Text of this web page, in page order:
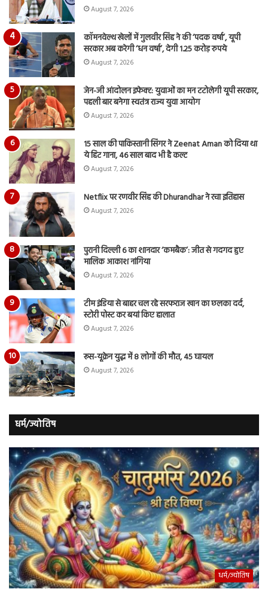
August 7, 2026
कॉमनवेल्थ खेलों में गुलवीर सिंह ने की ‘पदक वर्षा’, यूपी
सरकार अब करेगी ‘धन वर्षा’, देगी 1.25 करोड़ रुपये
August 7, 2026
जेन-जी आंदोलन इफेक्ट: युवाओं का मन टटोलेगी यूपी सरकार,
पहली बार बनेगा स्वतंत्र राज्य युवा आयोग
August 7, 2026
15 साल की पाकिस्तानी सिंगर ने Zeenat Aman को दिया था
ये हिट गाना, 46 साल बाद भी है कल्ट
August 7, 2026
Netflix पर रणवीर सिंह की Dhurandhar ने रचा इतिहास
August 7, 2026
पुरानी दिल्ली 6 का शानदार ‘कमबैक’: जीत से गदगद हुए
मालिक आकाश नांगिया
August 7, 2026
टीम इंडिया से बाहर चल रहे सरफराज खान का छलका दर्द,
स्टोरी पोस्ट कर बयां किए हालात
August 7, 2026
रूस-यूक्रेन युद्ध में 8 लोगों की मौत, 45 घायल
August 7, 2026
धर्म/ज्योतिष
धर्म/ज्योतिष